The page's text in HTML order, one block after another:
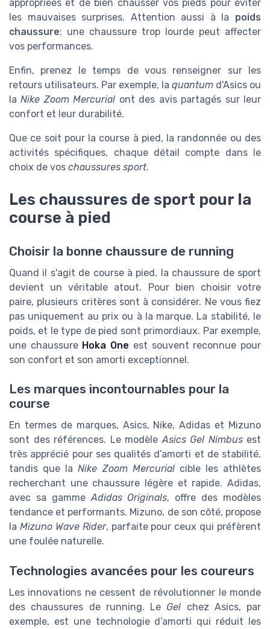
appropriées et de bien chausser vos pieds pour éviter
les mauvaises surprises. Attention aussi à la poids
chaussure; une chaussure trop lourde peut affecter
vos performances.
Enfin, prenez le temps de vous renseigner sur les
retours utilisateurs. Par exemple, la quantum d'Asics ou
laNike Zoom Mercurial ont des avis partagés sur leur
confort et leur durabilité.
Que ce soit pour la course à pied, la randonnée ou des
activités spécifiques, chaque détail compte dans le
choix de vos chaussures sport.
Les chaussures de sport pour la
course à pied
Choisir la bonne chaussure de running
Quand il s'agit de course à pied, la chaussure de sport
devient un véritable atout. Pour bien choisir votre
paire, plusieurs critères sont à considérer. Ne vous fiez
pas uniquement au prix ou à la marque. La stabilité, le
poids, et le type de pied sont primordiaux. Par exemple,
une chaussure Hoka One est souvent reconnue pour
son confort et son amorti exceptionnel.
Les marques incontournables pour la
course
En termes de marques, Asics, Nike, Adidas et Mizuno
sont des références. Le modèleAsics Gel Nimbusest
très apprécié pour ses qualités d’amorti et de stabilité,
tandis que laNike Zoom Mercurialcible les athlètes
recherchant une chaussure légère et rapide. Adidas,
avec sa gammeAdidas Originals, offre des modèles
tendance et performants. Mizuno, de son côté, propose
la Mizuno Wave Rider, parfaite pour ceux qui préfèrent
une foulée naturelle.
Technologies avancées pour les coureurs
Les innovations ne cessent de révolutionner le monde
des chaussures de running. Le Gel chez Asics, par
exemple, est une technologie d’amorti qui réduit les